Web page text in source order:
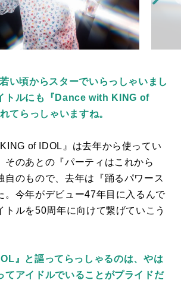
い頃からスターでいらっしゃいまし
トルにも『Dance with KING of
てらっしゃいますね。
of IDOL 』は去年から使ってい
そのあとの『パーティはこれから
自のもので、去年は『踊るパワース
。今年がデビュー47年目に入るんで
トルを50周年に向けて繋げていこう
』と謳ってらっしゃるのは、やは
てアイドルでいることがプライドだ